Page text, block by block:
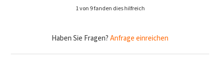
1 von 9 fanden dies hilfreich
Haben Sie Fragen?Anfrage einreichen